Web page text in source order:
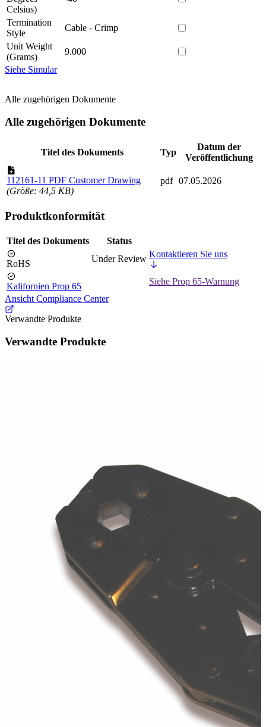
Celsius)
Termination
Style
Cable - Crimp
Unit Weight
(Grams)
9.000
Siehe Simular
Alle zugehörigen Dokumente
Alle zugehörigen Dokumente
Titel des Dokuments Typ
Datum der
Veröffentlichung
112161-11 PDF Customer Drawing
(Größe: 44,5 KB)
pdf 07.05.2026
Produktkonformität
Titel des Dokuments Status
RoHS Under Review Kontaktieren Sie uns
Kalifornien Prop 65
Siehe Prop 65-Warnung
Ansicht Compliance Center
Verwandte Produkte
Verwandte Produkte